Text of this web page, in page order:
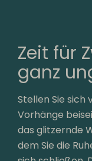
Zeit für
ganz
Stellen Sie sich
Vorhänge
das glitzernde
dem Sie die